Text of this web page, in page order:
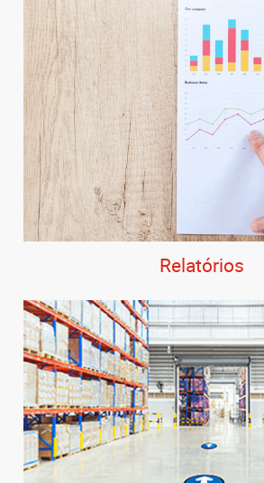
Relatórios